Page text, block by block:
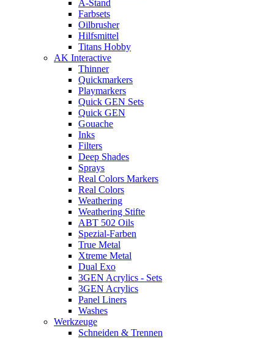
A-Stand
Farbsets
Oilbrusher
Hilfsmittel
Titans Hobby
AK Interactive
Thinner
Quickmarkers
Playmarkers
Quick GEN Sets
Quick GEN
Gouache
Inks
Filters
Deep Shades
Sprays
Real Colors Markers
Real Colors
Weathering
Weathering Stifte
ABT 502 Oils
Spezial-Farben
True Metal
Xtreme Metal
Dual Exo
3GEN Acrylics - Sets
3GEN Acrylics
Panel Liners
Washes
Werkzeuge
Schneiden & Trennen